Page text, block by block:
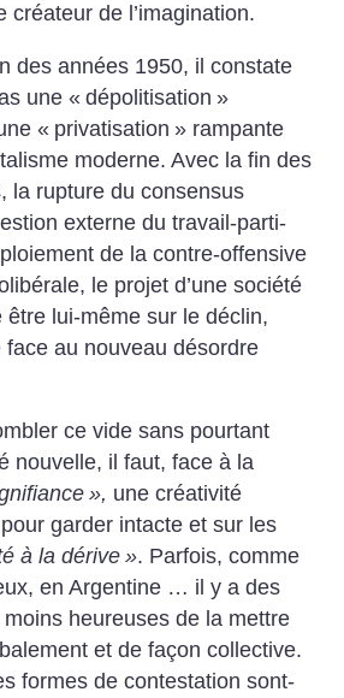
créateur de l’imagination.
des années 1950, il constate
une « dépolitisation »
« privatisation » rampante
moderne. Avec la fin des
la rupture du consensus
externe du travail-parti-
de la contre-offensive
le projet d’une société
être lui-même sur le déclin,
au nouveau désordre
ce vide sans pourtant
nouvelle, il faut, face à la
», une créativité
garder intacte et sur les
à la dérive ». Parfois, comme
en Argentine … il y a des
heureuses de la mettre
et de façon collective.
formes de contestation sont-